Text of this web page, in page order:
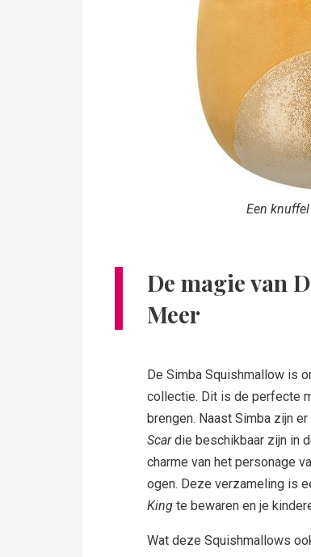
Een
De magie van
Meer
De Simba Squishmallow is
collectie. Dit is de perfecte
brengen. Naast Simba zijn
Scardie beschikbaar zijn in
charme van het personage
ogen. Deze verzameling is
King te bewaren en je
Wat deze Squishmallows